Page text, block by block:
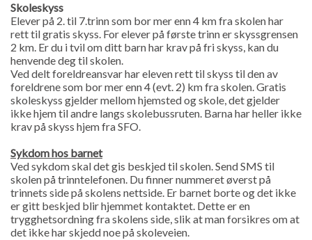
Skoleskyss
Elever på 2. til 7.trinn som bor mer enn 4 km fra skolen har
rett til gratis skyss. For elever på første trinn er skyssgrensen
2 km. Er du i tvil om ditt barn har krav på fri skyss, kan du
henvende deg til skolen.
Ved delt foreldreansvar har eleven rett til skyss til den av
foreldrene som bor mer enn 4 (evt. 2) km fra skolen. Gratis
skoleskyss gjelder mellom hjemsted og skole, det gjelder
ikke hjem til andre langs skolebussruten. Barna har heller ikke
krav på skyss hjem fra SFO.
Sykdom hos barnet
Ved sykdom skal det gis beskjed til skolen. Send SMS til
skolen på trinntelefonen. Du finner nummeret øverst på
trinnets side på skolens nettside. Er barnet borte og det ikke
er gitt beskjed blir hjemmet kontaktet. Dette er en
trygghetsordning fra skolens side, slik at man forsikres om at
det ikke har skjedd noe på skoleveien.